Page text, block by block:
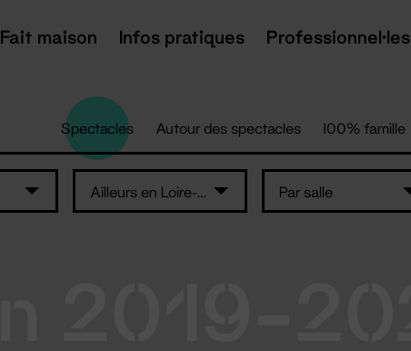
Fait maison Infos pratiques Professionnel·les
Spectacles Autour des spectacles 100% famille
Ailleurs en Loire-Atlantique Par salle